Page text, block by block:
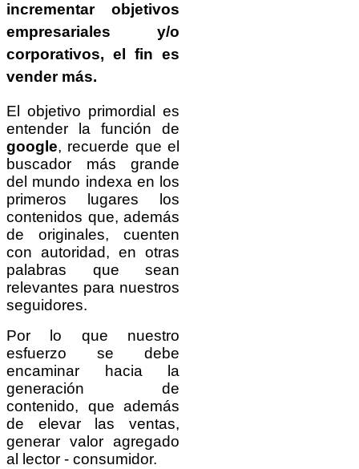
incrementar objetivos
empresariales y/o
corporativos, el fin es
vender más.
El objetivo primordial es
entender la función de
google, recuerde que el
buscador más grande
del mundo indexa en los
primeros lugares los
contenidos que, además
de originales, cuenten
con autoridad, en otras
palabras que sean
relevantes para nuestros
seguidores.
Por lo que nuestro
esfuerzo se debe
encaminar hacia la
generación de
contenido, que además
de elevar las ventas,
generar valor agregado
al lector - consumidor.